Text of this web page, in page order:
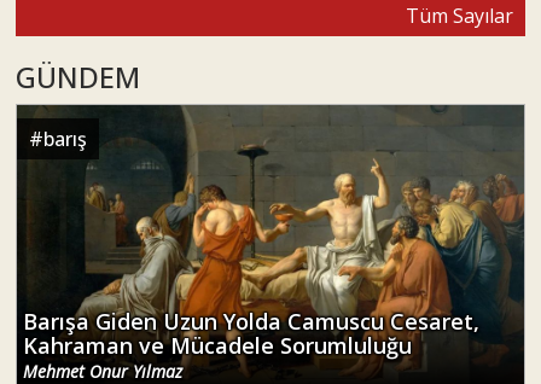
Tüm Sayılar
GÜNDEM
#barış
Barışa Giden Uzun Yolda Camuscu Cesaret,
Kahraman ve Mücadele Sorumluluğu
Mehmet Onur Yılmaz